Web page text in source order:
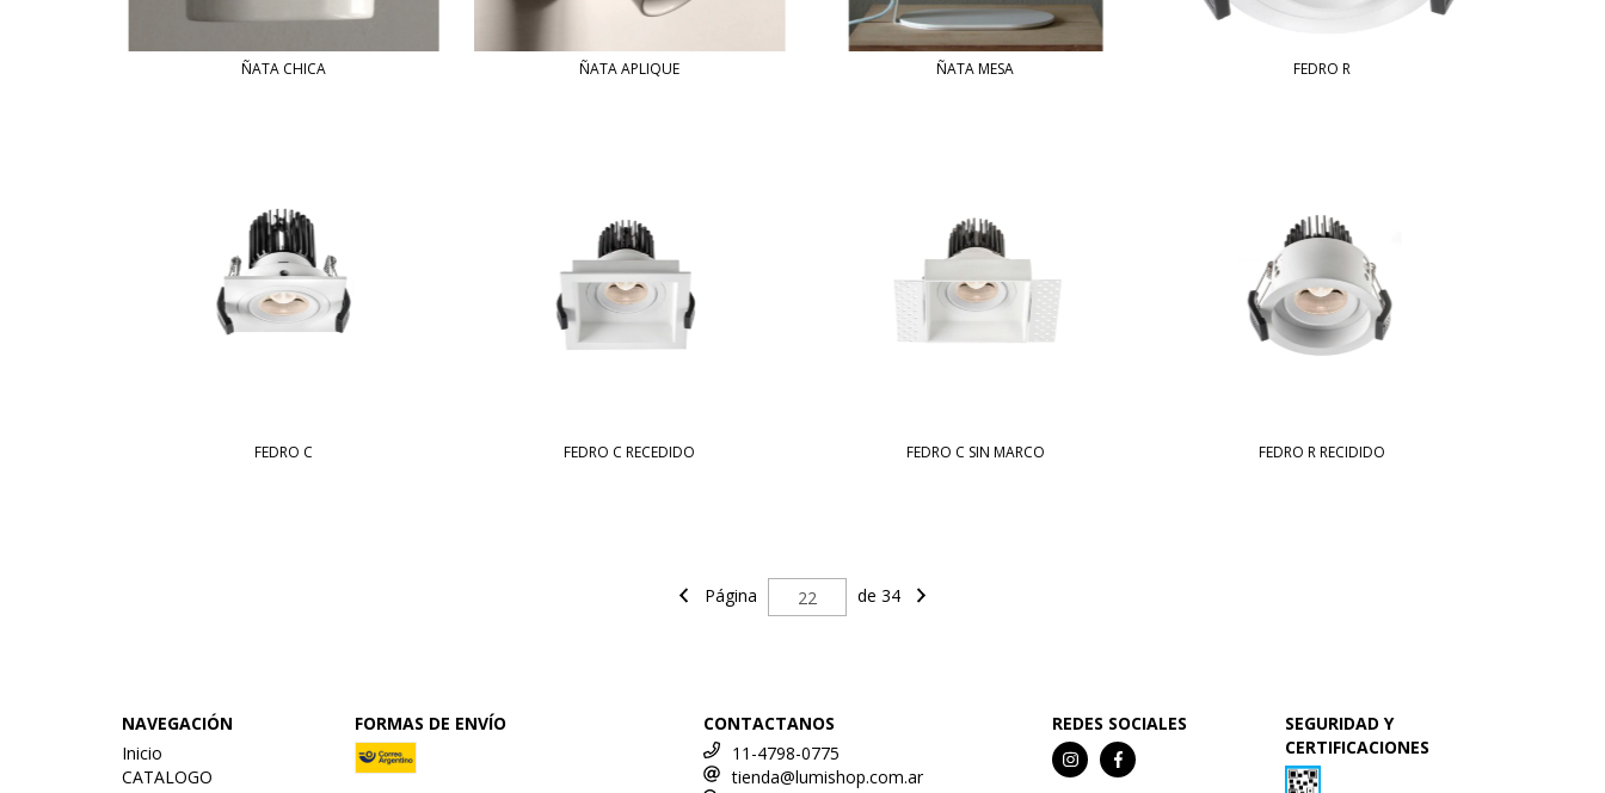
ÑATA CHICA ÑATA APLIQUE ÑATA MESA FEDRO R
FEDRO C FEDRO C RECEDIDO FEDRO C SIN MARCO FEDRO R RECIDIDO
Página de 34
NAVEGACIÓN
Inicio
CATALOGO
FORMAS DE ENVÍO
CONTACTANOS
11-4798-0775
tienda@lumishop.com.ar
REDES SOCIALES
SEGURIDAD Y
CERTIFICACIONES